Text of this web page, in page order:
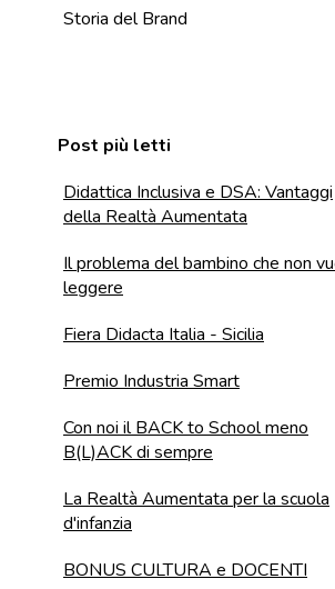
Storia del Brand
Post più letti
Didattica Inclusiva e DSA: Vantaggi
della Realtà Aumentata
Il problema del bambino che non
leggere
Fiera Didacta Italia - Sicilia
Premio Industria Smart
Con noi il BACK to School meno
B(L)ACK di sempre
La Realtà Aumentata per la scuola
d'infanzia
BONUS CULTURA e DOCENTI